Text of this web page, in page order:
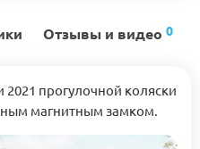
Отзывы и видео 0
2021 прогулочной коляски
магнитным замком.